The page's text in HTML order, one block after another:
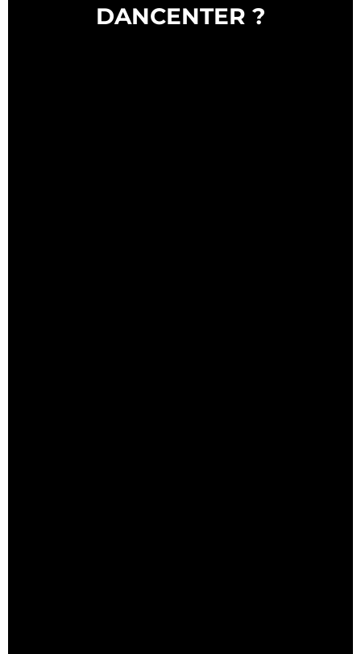
DANCENTER ?